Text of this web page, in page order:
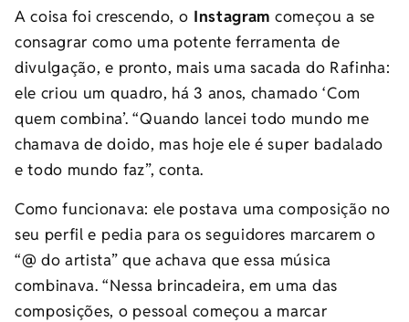
A coisa foi crescendo, o Instagram começou a se
consagrar como uma potente ferramenta de
divulgação, e pronto, mais uma sacada do Rafinha:
ele criou um quadro, há 3 anos, chamado ‘Com
quem combina’. “Quando lancei todo mundo me
chamava de doido, mas hoje ele é super badalado
e todo mundo faz”, conta.
Como funcionava: ele postava uma composição no
seu perfil e pedia para os seguidores marcarem o
“@ do artista” que achava que essa música
combinava. “Nessa brincadeira, em uma das
composições, o pessoal começou a marcar